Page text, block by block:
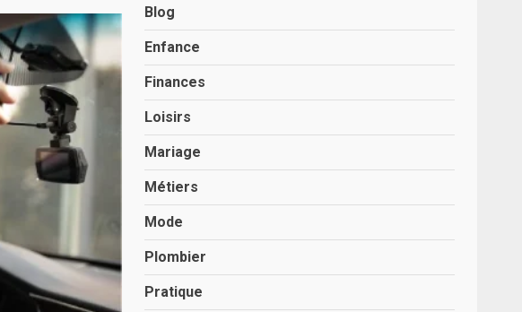
Blog
Enfance
Finances
Loisirs
Mariage
Métiers
Mode
Plombier
Pratique